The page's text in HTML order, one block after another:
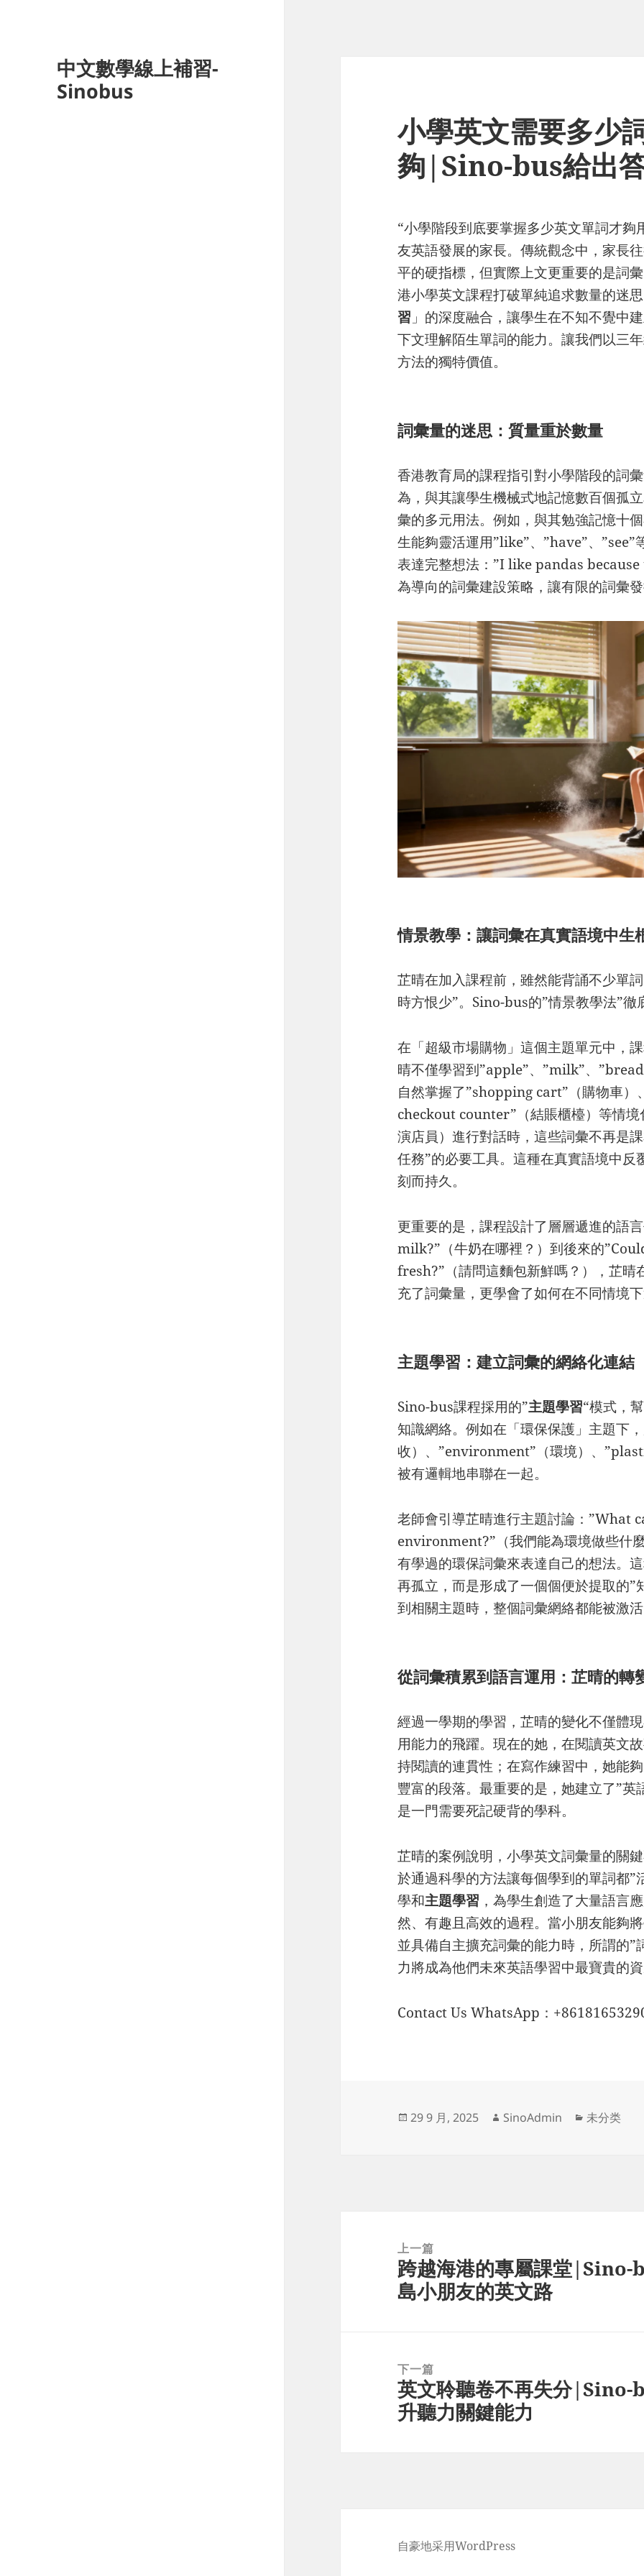
中文數學線上補習-
Sinobus
小學英文需要多少
夠|Sino-bus給出
“小學階段到底要掌握多少英文單詞才
友英語發展的家長。傳統觀念中，家長
平的硬指標，但實際上文更重要的是詞
港小學英文課程打破單純追求數量的迷
習 」的深度融合，讓學生在不知不覺中
下文理解陌生單詞的能力。讓我們以三
方法的獨特價值。
詞彙量的迷思：質量重於數量
香港教育局的課程指引對小學階段的詞
為，與其讓學生機械式地記憶數百個孤
彙的多元用法。例如，與其勉強記憶十
生能夠靈活運用”like”、”have”、
表達完整想法：”I like pandas
為導向的詞彙建設策略，讓有限的詞彙
情景教學：讓詞彙在真實語境中生
芷晴在加入課程前，雖然能背誦不少單
時方恨少”。Sino-bus的”情景教學法”徹
在「超級市場購物」這個主題單元中，
晴不僅學習到”apple”、”milk”、
自然掌握了”shopping cart”（購物車）
checkout counter”（結賬櫃檯）等情
演店員）進行對話時，這些詞彙不再是
任務”的必要工具。這種在真實語境中
刻而持久。
更重要的是，課程設計了層層遞進的語
milk?”（牛奶在哪裡？）到後來的
fresh?”（請問這麵包新鮮嗎？），芷晴
充了詞彙量，更學會了如何在不同情境
主題學習 ：建立詞彙的網絡化連結
Sino-bus課程採用的”主題學習“模式，
知識網絡。例如在「環保保護」主題下
收）、”environment”（環境）、
被有邏輯地串聯在一起。
老師會引導芷晴進行主題討論：”What
environment?”（我們能為環境做些什
有學過的環保詞彙來表達自己的想法。
再孤立，而是形成了一個個便於提取的
到相關主題時，整個詞彙網絡都能被激
從詞彙積累到語言運用：芷晴的轉
經過一學期的學習，芷晴的變化不僅體
用能力的飛躍。現在的她，在閱讀英文
持閱讀的連貫性；在寫作練習中，她能
豐富的段落。最重要的是，她建立了”
是一門需要死記硬背的學科。
芷晴的案例說明，小學英文詞彙量的關
於通過科學的方法讓每個學到的單詞都
學和主題學習 ，為學生創造了大量語言
然、有趣且高效的過程。當小朋友能夠
並具備自主擴充詞彙的能力時，所謂的
力將成為他們未來英語學習中最寶貴的
Contact Us WhatsApp：
发
29 9 月, 2025
作
SinoAdmin
分
未分类
上一篇
上
篇
跨越海港的專屬課堂|Sino-
島小朋友的英文路
下一篇
下
篇
英文聆聽卷不再失分|Sino-
升聽力關鍵能力
自豪地采用WordPress